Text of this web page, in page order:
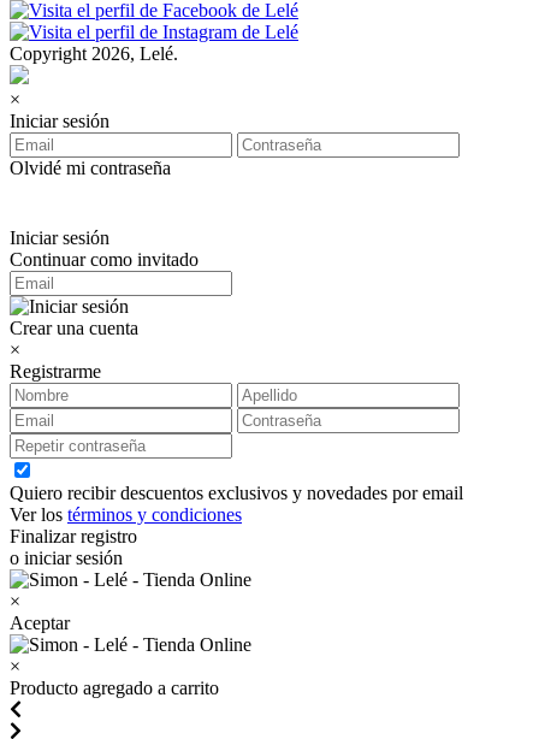
Copyright 2026, Lelé.
×
Iniciar sesión
Olvidé mi contraseña
Iniciar sesión
Continuar como invitado
Crear una cuenta
×
Registrarme
Quiero recibir descuentos exclusivos y novedades por email
Ver los términos y condiciones
Finalizar registro
o iniciar sesión
×
Aceptar
×
Producto agregado a carrito